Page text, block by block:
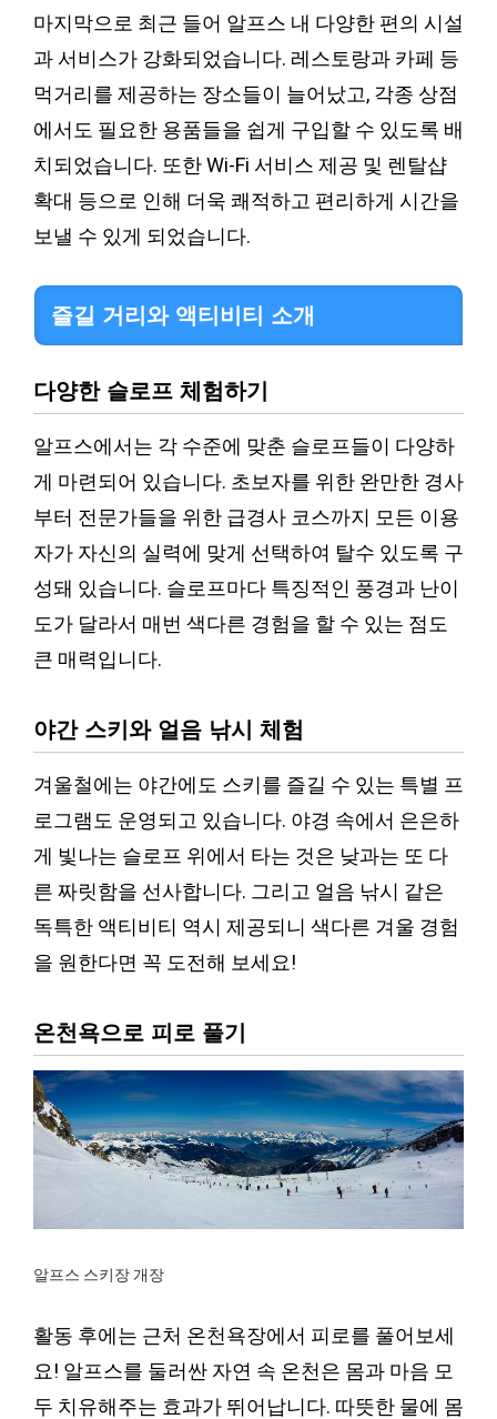
마지막으로 최근 들어 알프스 내 다양한 편의 시설
과 서비스가 강화되었습니다. 레스토랑과 카페 등
먹거리를 제공하는 장소들이 늘어났고, 각종 상점
에서도 필요한 용품들을 쉽게 구입할 수 있도록 배
치되었습니다. 또한 Wi-Fi 서비스 제공 및 렌탈샵
확대 등으로 인해 더욱 쾌적하고 편리하게 시간을
보낼 수 있게 되었습니다.
즐길 거리와 액티비티 소개
다양한 슬로프 체험하기
알프스에서는 각 수준에 맞춘 슬로프들이 다양하
게 마련되어 있습니다. 초보자를 위한 완만한 경사
부터 전문가들을 위한 급경사 코스까지 모든 이용
자가 자신의 실력에 맞게 선택하여 탈수 있도록 구
성돼 있습니다. 슬로프마다 특징적인 풍경과 난이
도가 달라서 매번 색다른 경험을 할 수 있는 점도
큰 매력입니다.
야간 스키와 얼음 낚시 체험
겨울철에는 야간에도 스키를 즐길 수 있는 특별 프
로그램도 운영되고 있습니다. 야경 속에서 은은하
게 빛나는 슬로프 위에서 타는 것은 낮과는 또 다
른 짜릿함을 선사합니다. 그리고 얼음 낚시 같은
독특한 액티비티 역시 제공되니 색다른 겨울 경험
을 원한다면 꼭 도전해 보세요!
온천욕으로 피로 풀기
알프스 스키장 개장
활동 후에는 근처 온천욕장에서 피로를 풀어보세
요! 알프스를 둘러싼 자연 속 온천은 몸과 마음 모
두 치유해주는 효과가 뛰어납니다. 따뜻한 물에 몸